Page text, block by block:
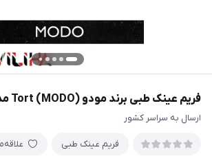
فریم عینک طبی برند مودو Tort (MODO) مدل 4060
ارسال به سراسر کشور
فریم عینک طبی